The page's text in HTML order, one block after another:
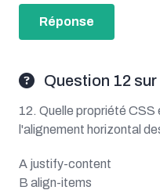
Réponse
Question 12 sur
12. Quelle propriété
l'alignement horizontal
A justify-content
B align-items